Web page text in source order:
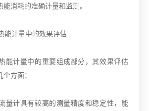
消耗的准确计量和监测。
能计量中的效果评估
能计量中的重要组成部分，其效果评估
方面：
量计具有较高的测量精度和稳定性，能